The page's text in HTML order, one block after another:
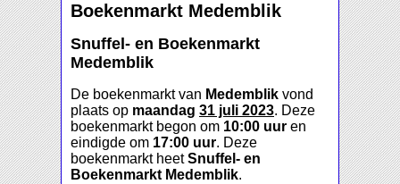
Boekenmarkt Medemblik
Snuffel- en Boekenmarkt
Medemblik
De boekenmarkt van Medemblik vond
plaats op maandag 31 juli 2023. Deze
boekenmarkt begon om 10:00 uur en
eindigde om 17:00 uur. Deze
boekenmarkt heetSnuffel- en
Boekenmarkt Medemblik.